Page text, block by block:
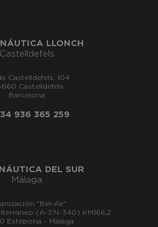
LLONCH
Castelldefels
Castelldefels, 104
Castelldefels
Barcelona
936 365 259
DEL SUR
Málaga
"Bel-Air"
(A-7/N-340) KM166,2
Estepona - Málaga